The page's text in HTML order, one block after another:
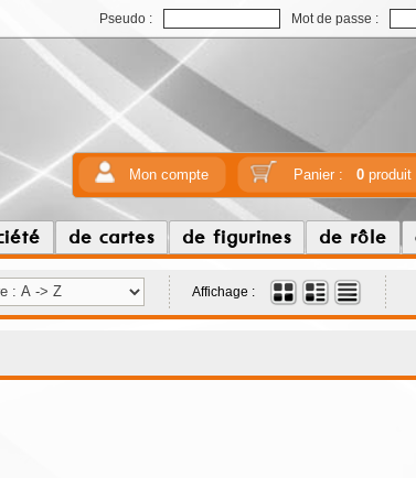
Pseudo : Mot de passe :
Mon compte Panier : 0produit
de cartes de figurines de rôle
Affichage :